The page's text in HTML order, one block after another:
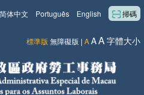
掃碼
English
Português
简体中文
標準版 無障礙版 | AAA字體大小